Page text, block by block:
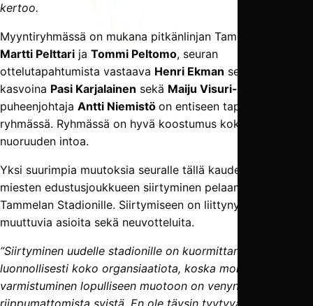
kertoo.
Myyntiryhmässä on mukana pitkänlinjan TamUlaisia kuten
Martti Pelttari ja Tommi Peltomo, seuran
ottelutapahtumista vastaava Henri Ekman sekä uusina
kasvoina Pasi Karjalainen sekä Maiju Visuri-Kulo
puheenjohtaja Antti Niemistö on entiseen tapaan mukana
ryhmässä. Ryhmässä on hyvä koostumus kokemusta sekä
nuoruuden intoa.
Yksi suurimpia muutoksia seuralle tällä kaudella on
miesten edustusjoukkueen siirtyminen pelaamaan uudelle
Tammelan Stadionille. Siirtymiseen on liittynyt paljon
muuttuvia asioita sekä neuvotteluita.
”Siirtyminen uudelle stadionille on kuormittanut
luonnollisesti koko organsiaatiota, koska monen asian
varmistuminen lopulliseen muotoon on venynyt meistä